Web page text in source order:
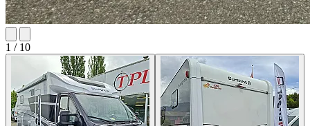
1 / 10